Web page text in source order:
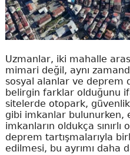
Uzmanlar, iki mahalle
mimari değil, aynı
sosyal alanlar ve deprem
belirgin farklar olduğunu
sitelerde otopark,
gibi imkanlar bulunurken,
imkanların oldukça
deprem tartışmalarıyla
edilmesi, bu ayrımı daha